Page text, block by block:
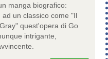
manga biografico:
un classico come "Il
quest'opera di Go
intrigante,